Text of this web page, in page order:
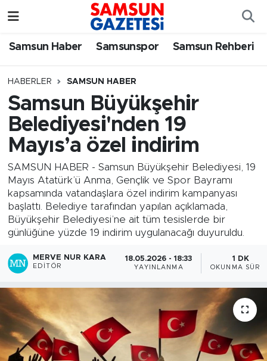
Samsun Haber Samsunspor Samsun Rehberi
HABERLER SAMSUN HABER
Samsun Büyükşehir
Belediyesi'nden 19
Mayıs’a özel indirim
SAMSUN HABER - Samsun Büyükşehir Belediyesi, 19
Mayıs Atatürk’ü Anma, Gençlik ve Spor Bayramı
kapsamında vatandaşlara özel indirim kampanyası
başlattı. Belediye tarafından yapılan açıklamada,
Büyükşehir Belediyesi’ne ait tüm tesislerde bir
günlüğüne yüzde 19 indirim uygulanacağı duyuruldu.
MERVE NUR KARA
EDITÖR
18.05.2026 - 18:33
YAYINLANMA
1 DK
OKUNMA
Samsun Haber
Samsun Rehberi
Resmi İlanlar
Samsun Nöbetçi Eczaneler
SAMSUN Namaz Vakitleri
Samsun Trafik Yoğunluk Haritası
Süper Lig Puan Durumu ve Fikstür
Tüm Manşetler
Son Dakika Haberleri
Haber Arşivi